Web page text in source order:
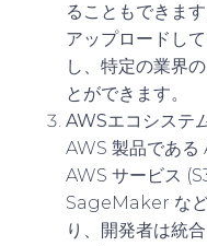
ることもできま
アップロードし
し、特定の業界
とができます。
AWSエコシステ
AWS 製品であ
AWS サービス
SageMaker など
り、開発者は統